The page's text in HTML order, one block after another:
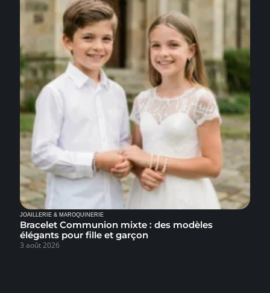
JOAILLERIE & MAROQUINERIE
Bracelet Communion mixte : des modèles
élégants pour fille et garçon
3 août 2026